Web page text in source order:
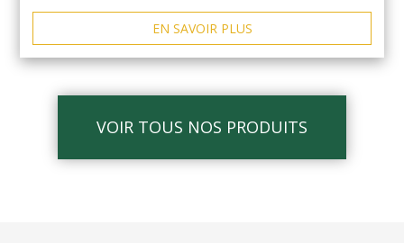
EN SAVOIR PLUS
VOIR TOUS NOS PRODUITS